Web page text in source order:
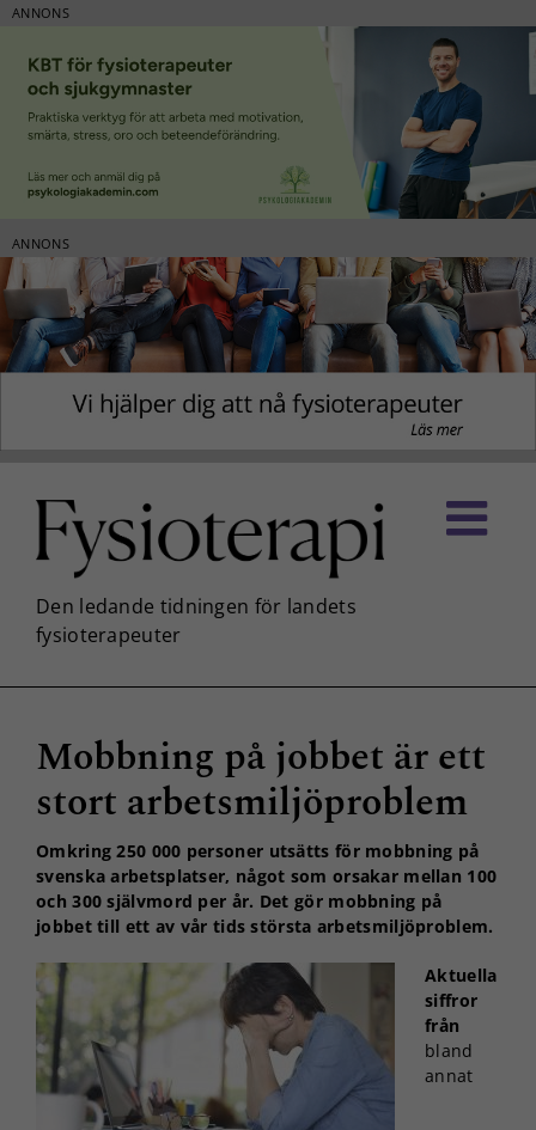
ANNONS
ANNONS
innehållet
Mobbning på jobbet är ett
stort arbetsmiljöproblem
Omkring 250 000 personer utsätts för mobbning på
svenska arbetsplatser, något som orsakar mellan 100
och 300 självmord per år. Det gör mobbning på
jobbet till ett av vår tids största arbetsmiljöproblem.
Aktuella
siffror
från
bland
annat